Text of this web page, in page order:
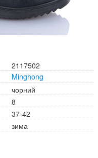
2117502
Minghong
чорний
8
37-42
зима